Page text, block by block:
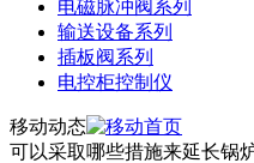
电磁脉冲阀系列
输送设备系列
插板阀系列
电控柜控制仪
移动动态
可以采取哪些措施来延长锅